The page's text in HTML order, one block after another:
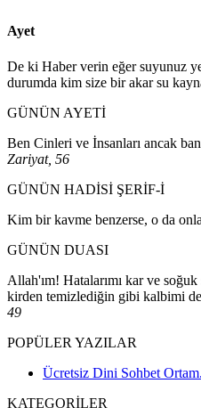
Ayet
De ki Haber verin eğer suyunuz
durumda kim size bir akar su
GÜNÜN AYETİ
Ben Cinleri ve İnsanları ancak
Zariyat, 56
GÜNÜN HADİSİ ŞERİF-İ
Kim bir kavme benzerse, o da
GÜNÜN DUASI
Allah'ım! Hatalarımı kar ve
kirden temizlediğin gibi kalbimi de
49
POPÜLER YAZILAR
Ücretsiz Dini Sohbet
KATEGORİLER